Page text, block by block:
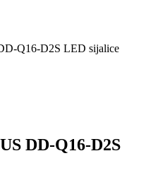
Q16-D2S LED sijalice
DD-Q16-D2S